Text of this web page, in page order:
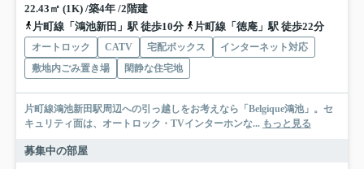
22.43㎡ (1K) /築4年 /2階建
片町線「鴻池新田」駅 徒歩10分
片町線「徳庵」駅 徒歩22分
オートロック CATV 宅配ボックス
インターネット対応
敷地内ごみ置き場
閑静な住宅地
片町線鴻池新田駅周辺への引っ越しをお考えなら「Belgique鴻池」。セ
キュリティ面は、オートロック・TVインターホンな... もっと見る
募集中の部屋